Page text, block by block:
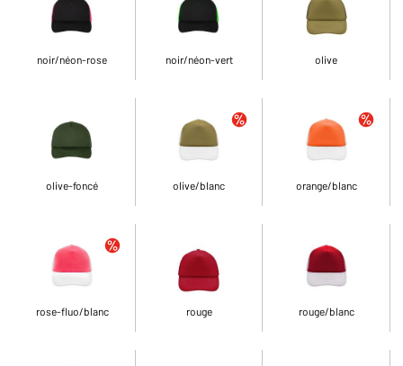
noir/néon-rose noir/néon-vert olive
olive-foncé olive/blanc orange/blanc
rose-fluo/blanc rouge rouge/blanc